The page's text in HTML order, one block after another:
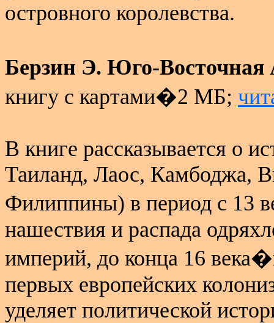
островного королевства.
Берзин Э. Юго-Восточная
книгу с картами�2 МБ;
В книге рассказывается о
Таиланд, Лаос, Камбоджа,
Филиппины) в период с 13
нашествия и распада
империй, до конца 16
первых европейских
уделяет политической